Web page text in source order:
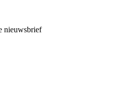
nieuwsbrief